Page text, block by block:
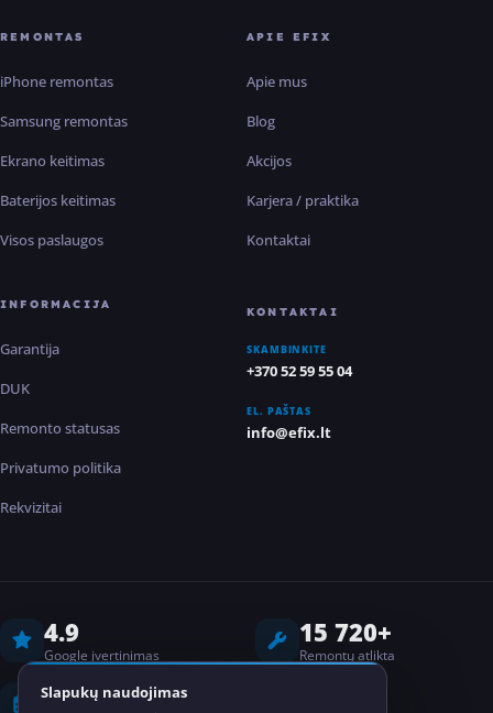
REMONTAS
iPhone remontas
Samsung remontas
Ekrano keitimas
Baterijos keitimas
Visos paslaugos
APIE EFIX
Apie mus
Blog
Akcijos
Karjera / praktika
Kontaktai
INFORMACIJA
Garantija
DUK
Remonto statusas
Privatumo politika
Rekvizitai
KONTAKTAI
SKAMBINKITE
+370 52 59 55 04
EL. PAŠTAS
info@efix.lt
4.9
Google įvertinimas
15 720+
Remontų atlikta
8 metai
Slapukų naudojimas